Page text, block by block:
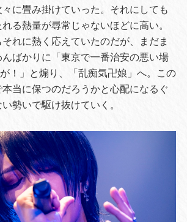
に畳み掛けていった。それにしても
る熱量が尋常じゃないほどに高い。
れに熱く応えていたのだが、まだま
ばかりに「東京で一番治安の悪い場
！」と煽り、「乱痴気卍娘」へ。この
当に保つのだろうかと心配になるぐ
勢いで駆け抜けていく。